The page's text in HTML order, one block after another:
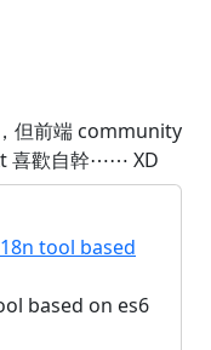
但前端 community
喜歡自幹⋯⋯ XD
tool based
based on es6